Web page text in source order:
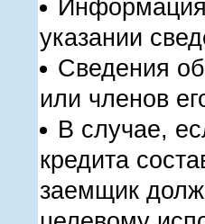
указании
Сведения
или членов
В случае,
кредита
заемщик